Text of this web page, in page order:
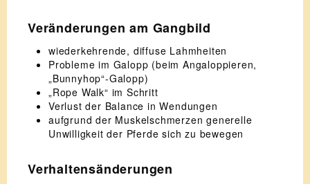
Veränderungen am Gangbild
wiederkehrende, diffuse Lahmheiten
Probleme im Galopp (beim Angaloppieren,
„Bunnyhop“-Galopp)
„Rope Walk“ im Schritt
Verlust der Balance in Wendungen
aufgrund der Muskelschmerzen generelle
Unwilligkeit der Pferde sich zu bewegen
Verhaltensänderungen